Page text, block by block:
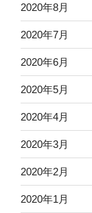
2020年8月
2020年7月
2020年6月
2020年5月
2020年4月
2020年3月
2020年2月
2020年1月